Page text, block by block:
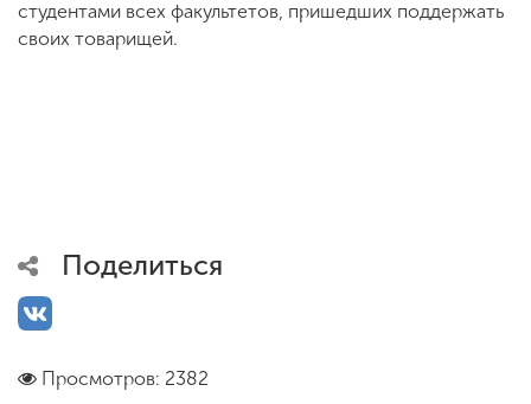
студентами всех факультетов, пришедших поддержать
своих товарищей.
Поделиться
Просмотров: 2382